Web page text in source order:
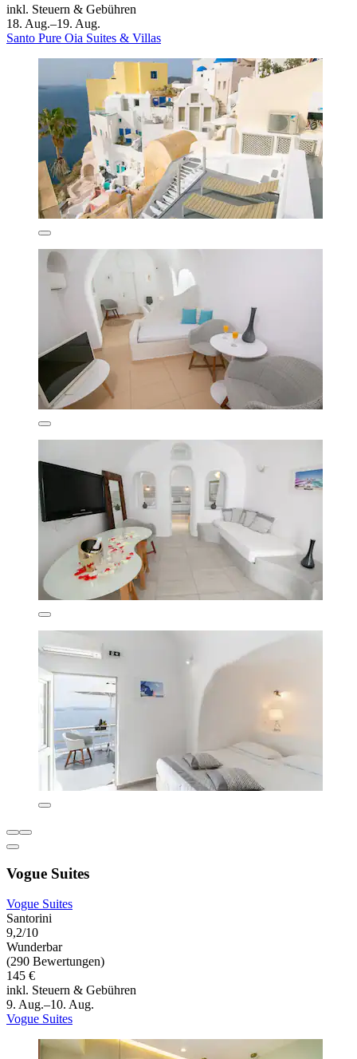
inkl. Steuern & Gebühren
18. Aug.–19. Aug.
Santo Pure Oia Suites & Villas
Vogue Suites
Vogue Suites
Santorini
9,2/10
Wunderbar
(290 Bewertungen)
145 €
inkl. Steuern & Gebühren
9. Aug.–10. Aug.
Vogue Suites